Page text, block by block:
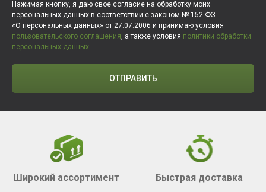
Нажимая кнопку, я даю свое согласие на обработку моих
персональных данных в соответствии с законом № 152-ФЗ
«О персональных данных» от 27.07.2006 и принимаю условия
пользовательского соглашения, а также условия политики обработки
персональных данных.
ОТПРАВИТЬ
Широкий ассортимент Быстрая доставка